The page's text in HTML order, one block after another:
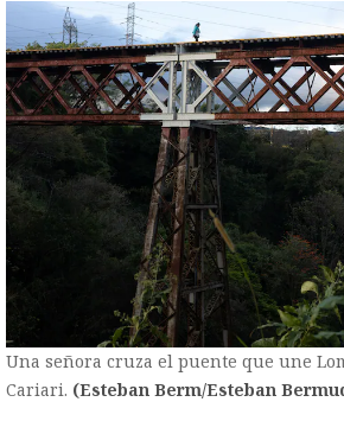
Una señora cruza el puente que une
Cariari. (Esteban Berm/Esteban